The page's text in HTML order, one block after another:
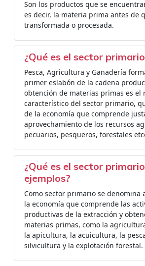
Son los productos que se
es decir, la materia prima antes de
transformada o procesada.
¿Qué es el sector
Pesca, Agricultura y Ganadería
primer eslabón de la cadena
obtención de materias primas es el
característico del sector primario,
de la economía que comprende
aprovechamiento de los recursos
pecuarios, pesqueros, forestales
¿Qué es el sector
ejemplos?
Como sector primario se denomina
la economía que comprende las
productivas de la extracción y
materias primas, como la
la apicultura, la acuicultura, la
silvicultura y la explotación forestal.